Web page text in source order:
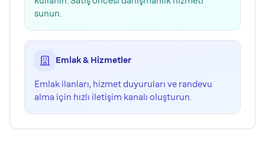
sunun.
Emlak & Hizmetler
Emlak ilanları, hizmet duyuruları ve randevu
alma için hızlı iletişim kanalı oluşturun.